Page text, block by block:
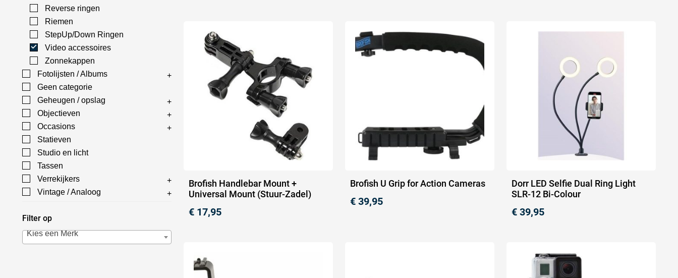
Reverse ringen
Riemen
StepUp/Down Ringen
Video accessoires
Zonnekappen
Fotolijsten / Albums
Geen categorie
Geheugen / opslag
Objectieven
Occasions
Statieven
Studio en licht
Tassen
Verrekijkers
Vintage / Analoog
Filter op
Kies een Merk
Brofish Handlebar Mount +
Universal Mount (Stuur-Zadel)
€ 17,95
Brofish U Grip for Action Cameras
€39,95
Dorr LED Selfie Dual Ring Light
SLR-12 Bi-Colour
€39,95